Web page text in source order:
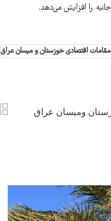
را افزایش می‌دهد.
اقتصادی خوزستان و میسان عراق
ومیسان عراق